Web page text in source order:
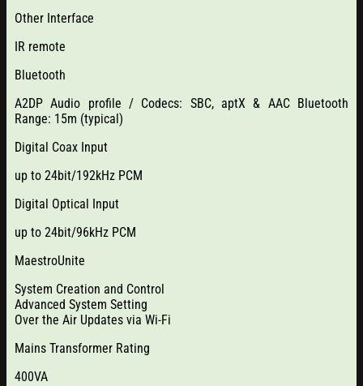
Other Interface
IR remote
Bluetooth
A2DP Audio profile / Codecs: SBC, aptX & AAC Bluetooth
Range: 15m (typical)
Digital Coax Input
up to 24bit/192kHz PCM
Digital Optical Input
up to 24bit/96kHz PCM
MaestroUnite
System Creation and Control
Advanced System Setting
Over the Air Updates via Wi-Fi
Mains Transformer Rating
400VA